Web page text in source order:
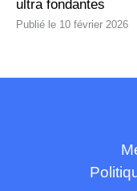
ultra fondantes
10 février 2026